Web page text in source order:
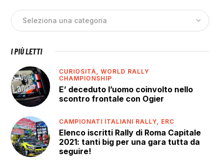
I PIÙ LETTI
CURIOSITÀ,WORLD RALLY
CHAMPIONSHIP
E’ deceduto l’uomo coinvolto nello
scontro frontale con Ogier
CAMPIONATI ITALIANI RALLY, ERC
Elenco iscritti Rally di Roma Capitale
2021: tanti big per una gara tutta da
seguire!